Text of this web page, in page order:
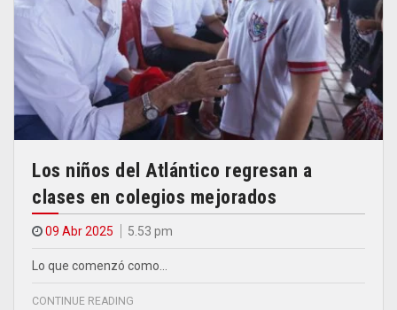
Los niños del Atlántico regresan a
clases en colegios mejorados
09 Abr 2025 5.53 pm
Lo que comenzó como…
CONTINUE READING